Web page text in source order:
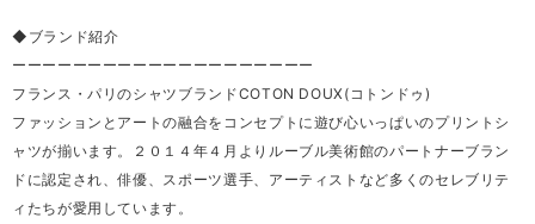
◆ブランド紹介
ーーーーーーーーーーーーーーーーーーーー
フランス・パリのシャツブランドCOTON DOUX(コトンドゥ)
ファッションとアートの融合をコンセプトに遊び心いっぱいのプリントシ
ャツが揃います。２０１４年４月よりルーブル美術館のパートナーブラン
ドに認定され、俳優、スポーツ選手、アーティストなど多くのセレブリテ
ィたちが愛用しています。